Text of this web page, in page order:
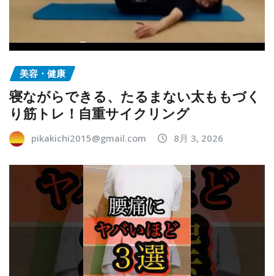
美容・健康
寝ながらできる、たるまない太ももづく
り筋トレ！自重サイクリング
pikakichi2015@gmail.com 8月 3, 2026